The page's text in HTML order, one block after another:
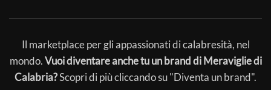
Il marketplace per gli appassionati di calabresità, nel
mondo.Vuoi diventare anche tu un brand di Meraviglie di
Calabria?Scopri di più cliccando su "Diventa un brand".